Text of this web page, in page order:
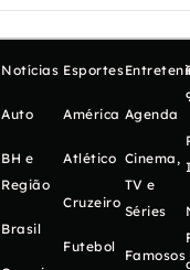
Notícias
Auto
BH e
Região
Brasil
Esportes
América
Atlético
Cruzeiro
Futebol
Agenda
Cinema,
TV e
Séries
Famosos